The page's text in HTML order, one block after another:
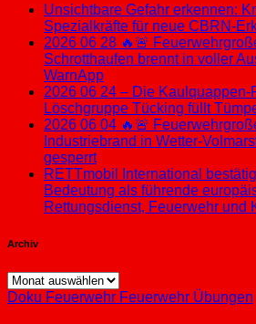
Unsichtbare Gefahr erkennen:
Spezialkräfte für neue CBRN-
2026 06 28 🔥🚨
Schrotthaufen brennt in voller
WarnApp
2026 06 24 – Die Kaulquappen-
Löschgruppe Tücking füllt
2026 06 04 🔥🚨
Industriebrand in Wetter-
gesperrt
RETTmobil International
Bedeutung als führende
Rettungsdienst, Feuerwehr und
Archiv
Archiv
Doku Feuerwehr Feuerwehr Übungen